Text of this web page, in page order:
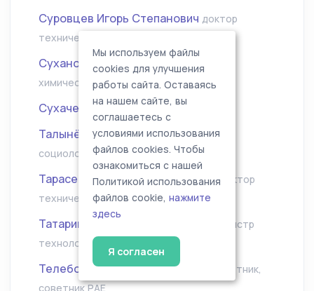
Суровцев Игорь Степанович доктор
технических наук, профессор
Суханов Павел Тихонович доктор
химических наук, профессор
Сухачева Эмилия Александровна
Талынёв Валерий Егорович доктор
социологических наук, доцент
Тарасенко Александр Павлович доктор
технических наук, профессор
Татаринцев Алексей Иванович
Магистр
технологического образования
Телебокова Инна Михайловна
Советник,
советник РАЕ
Мы используем файлы
cookies для улучшения
работы сайта. Оставаясь
на нашем сайте, вы
соглашаетесь с
условиями использования
файлов cookies. Чтобы
ознакомиться с нашей
Политикой использования
файлов cookie, нажмите
здесь
Я согласен